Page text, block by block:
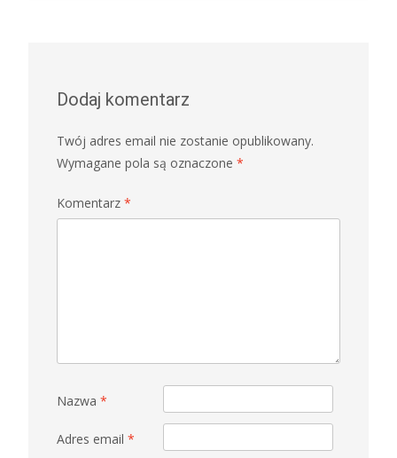
Dodaj komentarz
Twój adres email nie zostanie opublikowany.
Wymagane pola są oznaczone *
Komentarz *
Nazwa *
Adres email *